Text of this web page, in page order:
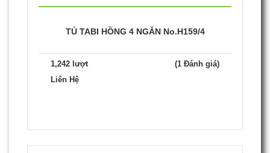
TỦ TABI HỒNG 4 NGĂN No.H159/4
1,242 lượt
(1 Đánh giá)
Liên Hệ